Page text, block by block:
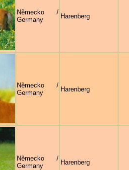
Německo /
Germany
Harenberg
Německo /
Germany
Harenberg
Německo /
Germany
Harenberg